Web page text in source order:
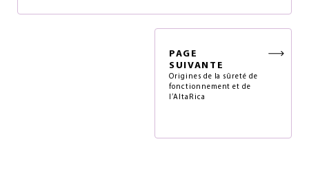
PAGE
SUIVANTE
Origines de la sûreté de
fonctionnement et de
l’AltaRica